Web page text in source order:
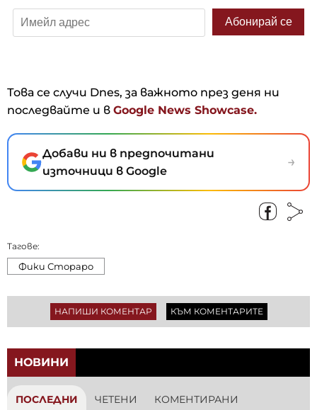
Това се случи Dnes, за важното през деня ни
последвайте и в Google News Showcase.
Добави ни в предпочитани
източници в Google
→
Тагове:
Фики Стораро
НАПИШИ КОМЕНТАР КЪМ КОМЕНТАРИТЕ
НОВИНИ
ПОСЛЕДНИ ЧЕТЕНИ КОМЕНТИРАНИ